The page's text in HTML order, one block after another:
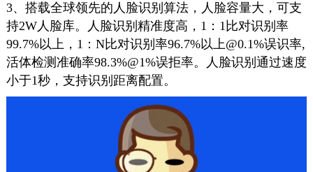
3、搭载全球领先的人脸识别算法，人脸容量大，可支
持2W人脸库。人脸识别精准度高，1：1比对识别率
99.7%以上，1：N比对识别率96.7%以上@0.1%误识率,
活体检测准确率98.3%@1%误拒率。人脸识别通过速度
小于1秒，支持识别距离配置。